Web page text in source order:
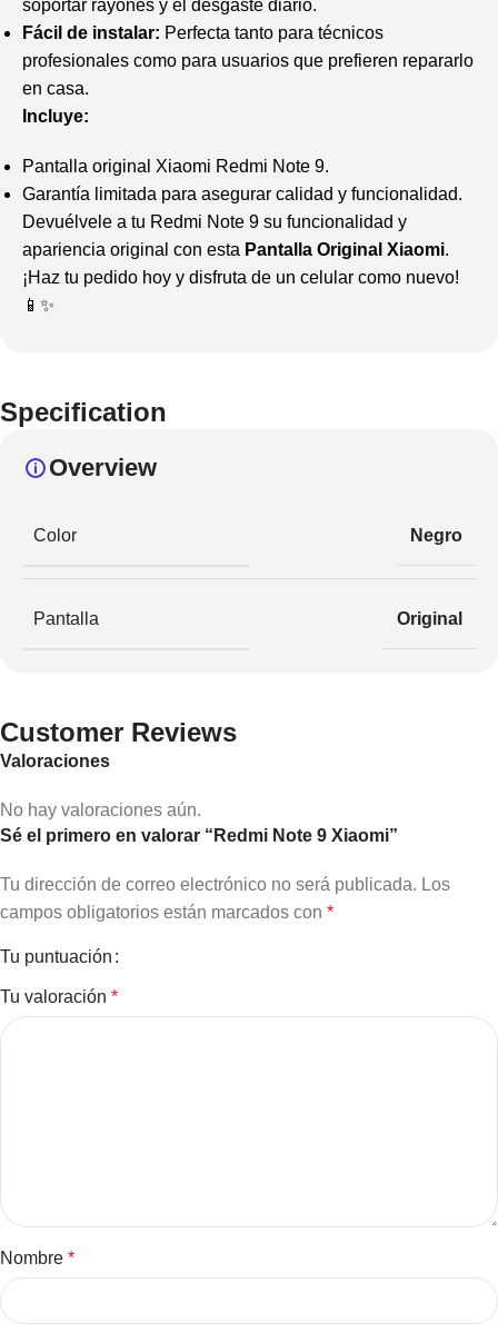
soportar rayones y el desgaste diario.
Fácil de instalar: Perfecta tanto para técnicos
profesionales como para usuarios que prefieren repararlo
en casa.
Incluye:
Pantalla original Xiaomi Redmi Note 9.
Garantía limitada para asegurar calidad y funcionalidad.
Devuélvele a tu Redmi Note 9 su funcionalidad y
apariencia original con esta Pantalla Original Xiaomi.
¡Haz tu pedido hoy y disfruta de un celular como nuevo!
📱✨
Specification
Overview
Color Negro
Pantalla Original
Customer Reviews
Valoraciones
No hay valoraciones aún.
Sé el primero en valorar “Redmi Note 9 Xiaomi”
Tu dirección de correo electrónico no será publicada. Los
campos obligatorios están marcados con *
Tu puntuación
Tu valoración *
Nombre *